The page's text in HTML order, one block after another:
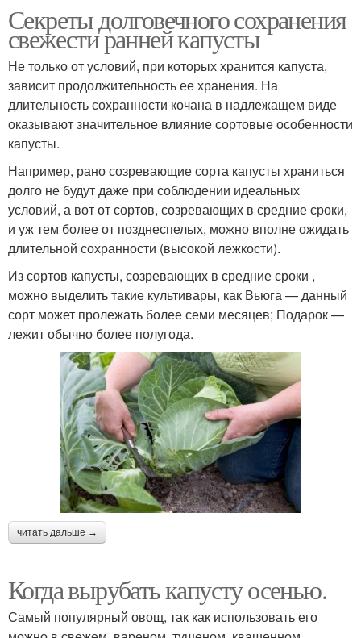
Секреты долговечного сохранения
свежести ранней капусты
Не только от условий, при которых хранится капуста,
зависит продолжительность ее хранения. На
длительность сохранности кочана в надлежащем виде
оказывают значительное влияние сортовые особенности
капусты.
Например, рано созревающие сорта капусты храниться
долго не будут даже при соблюдении идеальных
условий, а вот от сортов, созревающих в средние сроки,
и уж тем более от позднеспелых, можно вполне ожидать
длительной сохранности (высокой лежкости).
Из сортов капусты, созревающих в средние сроки ,
можно выделить такие культивары, как Вьюга — данный
сорт может пролежать более семи месяцев; Подарок —
лежит обычно более полугода.
читать дальше →
Когда вырубать капусту осенью.
Самый популярный овощ, так как использовать его